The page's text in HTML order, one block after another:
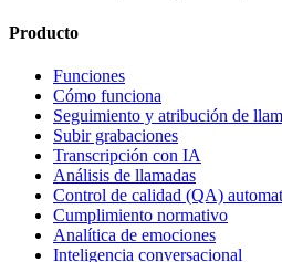
Producto
Funciones
Cómo funciona
Seguimiento y atribución de
Subir grabaciones
Transcripción con IA
Análisis de llamadas
Control de calidad (QA)
Cumplimiento normativo
Analítica de emociones
Inteligencia conversacional